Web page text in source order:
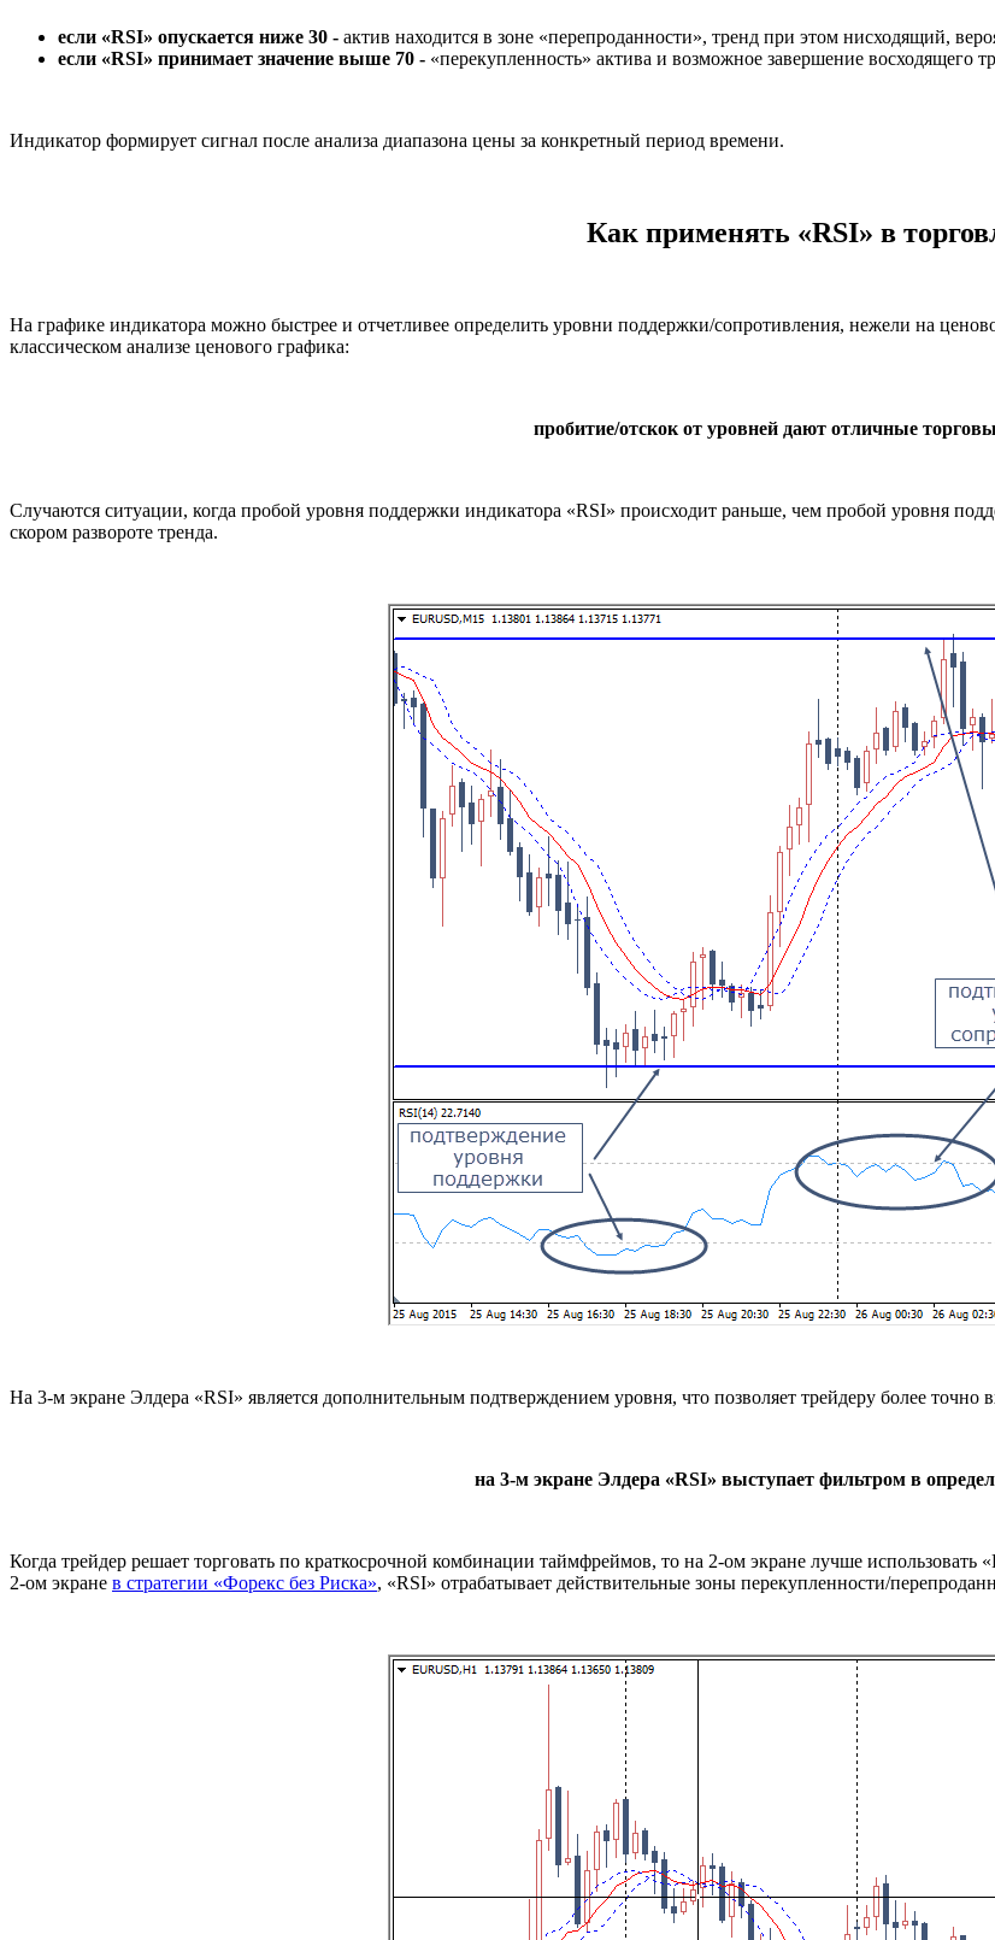
если «RSI» опускается ниже 30 - актив находится в зоне «перепроданности», тренд при этом нисходящий,
если «RSI» принимает значение выше 70 - «перекупленность» актива и возможное завершение восходящего
Индикатор формирует сигнал после анализа диапазона цены за конкретный период времени.
Как применять «RSI» в
На графике индикатора можно быстрее и отчетливее определить уровни поддержки/сопротивления, нежели на
классическом анализе ценового графика:
пробитие/отскок от уровней дают отличные
Случаются ситуации, когда пробой уровня поддержки индикатора «RSI» происходит раньше, чем пробой уровня
скором развороте тренда.
На 3-м экране Элдера «RSI» является дополнительным подтверждением уровня, что позволяет трейдеру более точно
на 3-м экране Элдера «RSI» выступает фильтром в
Когда трейдер решает торговать по краткосрочной комбинации таймфреймов, то на 2-ом экране лучше
2-ом экране в стратегии «Форекс без Риска», «RSI» отрабатывает действительные зоны перекупленности/